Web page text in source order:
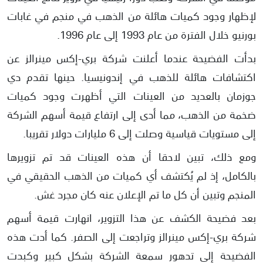
لإظهار وجود كميات هائلة من الذهب في منجم في غابات
بورنيو خلال الفترة من عام 1993 إلى عام 1996.
بدأت الفضيحة عندما أعلنت شركة بري-إكس مينرالز عن
اكتشافات هائلة للذهب في إندونيسيا. حينها تقدم دي
جوزمان بالعديد من العينات التي أظهرت وجود كميات
ضخمة من الذهب، مما أدى إلى ارتفاع قيمة أسهم الشركة
إلى مستويات قياسية وصلت إلى 6 مليارات دولار تقريبا.
ومع ذلك، تبين لاحقا أن هذه العينات قد تم تزويرها
بالكامل، إذ لم يُكتشف أي كميات من الذهب الحقيقي في
المنجم وتبين أن كل ما تم الإعلان عنه كان مجرد غش.
بعد فضيحة الكشف عن هذا التزوير، انهارت قيمة أسهم
شركة بري-إكس مينرالز وتراجعت إلى الصفر. كما أدت هذه
الفضيحة إلى تدهور سمعة الشركة بشكل كبير وكبدت